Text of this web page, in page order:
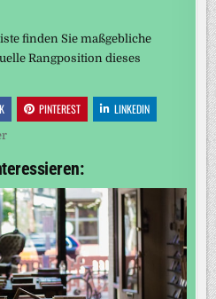
finden Sie maßgebliche
Rangposition dieses
PINTEREST LINKEDIN